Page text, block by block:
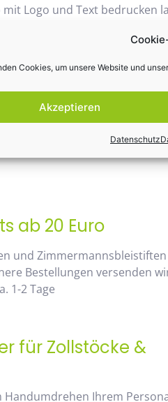
Cookies, um unsere Website und
Akzeptieren
Datenschutz
Logo und Text bedrucken
mit unserem
von unserem
Logo, sehen Sie sofort
ab 20 Euro
und
Bestellungen versenden
1-2 Tage
für Zollstöcke &
Handumdrehen Ihrem